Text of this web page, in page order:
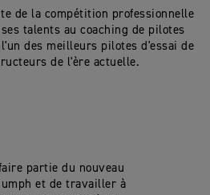
de la compétition professionnelle
talents au coaching de pilotes
des meilleurs pilotes d'essai de
de l'ère actuelle.
partie du nouveau
et de travailler à